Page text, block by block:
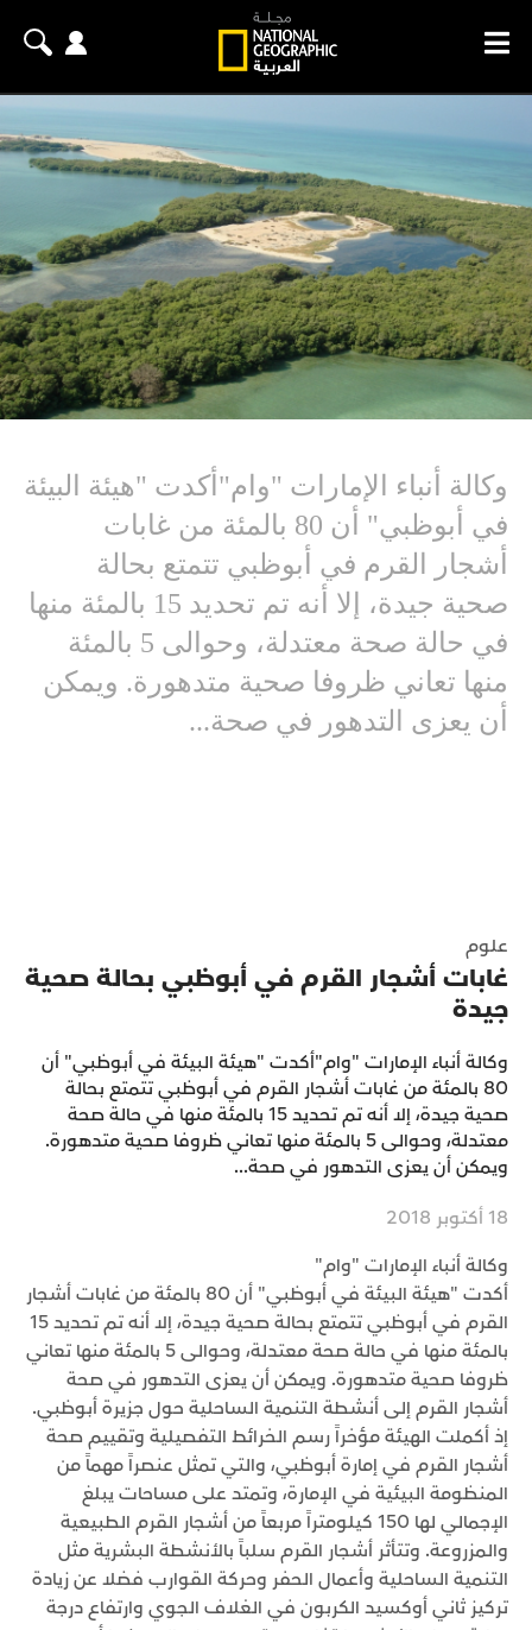
وكالة أنباء الإمارات "وام"أكدت "هيئة البيئة
في أبوظبي" أن 80 بالمئة من غابات
أشجار القرم في أبوظبي تتمتع بحالة
صحية جيدة، إلا أنه تم تحديد 15 بالمئة منها
في حالة صحة معتدلة، وحوالى 5 بالمئة
منها تعاني ظروفا صحية متدهورة. ويمكن
أن يعزى التدهور في صحة...
علوم
غابات أشجار القرم في أبوظبي بحالة صحية
جيدة
وكالة أنباء الإمارات "وام"أكدت "هيئة البيئة في أبوظبي" أن
80 بالمئة من غابات أشجار القرم في أبوظبي تتمتع بحالة
صحية جيدة، إلا أنه تم تحديد 15 بالمئة منها في حالة صحة
معتدلة، وحوالى 5 بالمئة منها تعاني ظروفا صحية متدهورة.
ويمكن أن يعزى التدهور في صحة...
18 أكتوبر 2018
وكالة أنباء الإمارات "وام"
أكدت "هيئة البيئة في أبوظبي" أن 80 بالمئة من غابات أشجار
القرم في أبوظبي تتمتع بحالة صحية جيدة، إلا أنه تم تحديد 15
بالمئة منها في حالة صحة معتدلة، وحوالى 5 بالمئة منها تعاني
ظروفا صحية متدهورة. ويمكن أن يعزى التدهور في صحة
أشجار القرم إلى أنشطة التنمية الساحلية حول جزيرة أبوظبي.
إذ أكملت الهيئة مؤخراً رسم الخرائط التفصيلية وتقييم صحة
أشجار القرم في إمارة أبوظبي، والتي تمثل عنصراً مهماً من
المنظومة البيئية في الإمارة، وتمتد على مساحات يبلغ
الإجمالي لها 150 كيلومتراً مربعاً من أشجار القرم الطبيعية
والمزروعة. وتتأثر أشجار القرم سلباً بالأنشطة البشرية مثل
التنمية الساحلية وأعمال الحفر وحركة القوارب فضلا عن زيادة
تركيز ثاني أوكسيد الكربون في الغلاف الجوي وارتفاع درجة